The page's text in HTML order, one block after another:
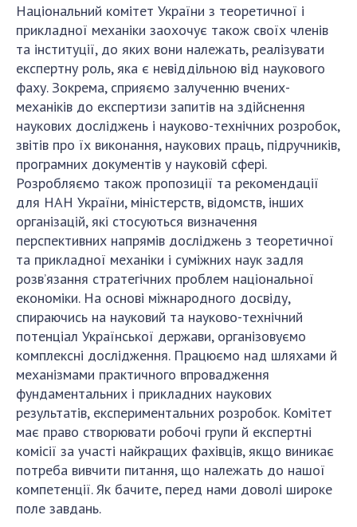
Національний комітет України з теоретичної і
прикладної механіки заохочує також своїх членів
та інституції, до яких вони належать, реалізувати
експертну роль, яка є невіддільною від наукового
фаху. Зокрема, сприяємо залученню вчених-
механіків до експертизи запитів на здійснення
наукових досліджень і науково-технічних розробок,
звітів про їх виконання, наукових праць, підручників,
програмних документів у науковій сфері.
Розробляємо також пропозиції та рекомендації
для НАН України, міністерств, відомств, інших
організацій, які стосуються визначення
перспективних напрямів досліджень з теоретичної
та прикладної механіки і суміжних наук задля
розв’язання стратегічних проблем національної
економіки. На основі міжнародного досвіду,
спираючись на науковий та науково-технічний
потенціал Української держави, організовуємо
комплексні дослідження. Працюємо над шляхами й
механізмами практичного впровадження
фундаментальних і прикладних наукових
результатів, експериментальних розробок. Комітет
має право створювати робочі групи й експертні
комісії за участі найкращих фахівців, якщо виникає
потреба вивчити питання, що належать до нашої
компетенції. Як бачите, перед нами доволі широке
поле завдань.